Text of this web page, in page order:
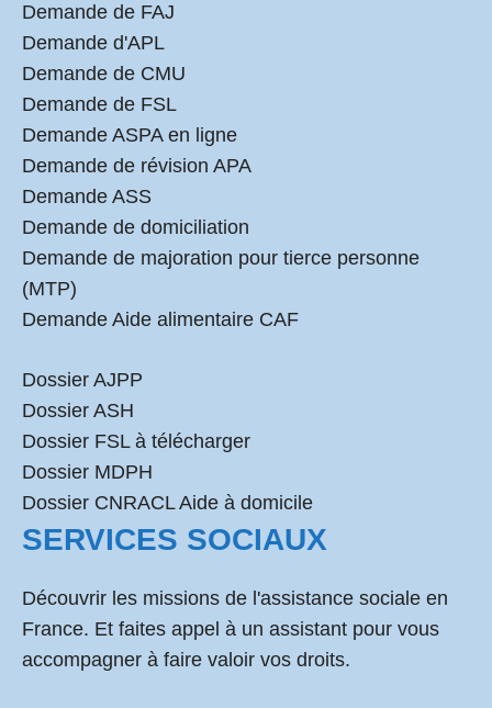
Demande de FAJ
Demande d'APL
Demande de CMU
Demande de FSL
Demande ASPA en ligne
Demande de révision APA
Demande ASS
Demande de domiciliation
Demande de majoration pour tierce personne
(MTP)
Demande Aide alimentaire CAF
Dossier AJPP
Dossier ASH
Dossier FSL à télécharger
Dossier MDPH
Dossier CNRACL Aide à domicile
SERVICES SOCIAUX
Découvrir les missions de l'assistance sociale en
France. Et faites appel à un assistant pour vous
accompagner à faire valoir vos droits.